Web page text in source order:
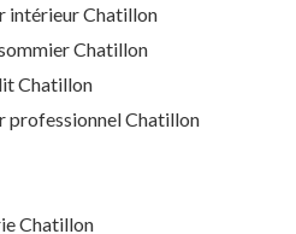
intérieur Chatillon
Chatillon
Chatillon
professionnel Chatillon
Chatillon